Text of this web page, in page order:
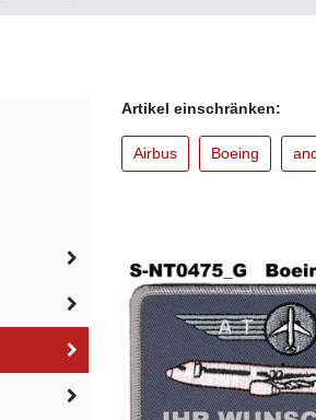
Artikel einschränken:
Airbus Boeing